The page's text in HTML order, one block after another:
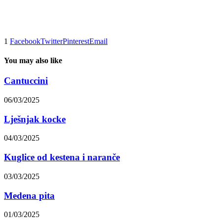
1 FacebookTwitterPinterestEmail
You may also like
Cantuccini
06/03/2025
Lješnjak kocke
04/03/2025
Kuglice od kestena i naranče
03/03/2025
Medena pita
01/03/2025